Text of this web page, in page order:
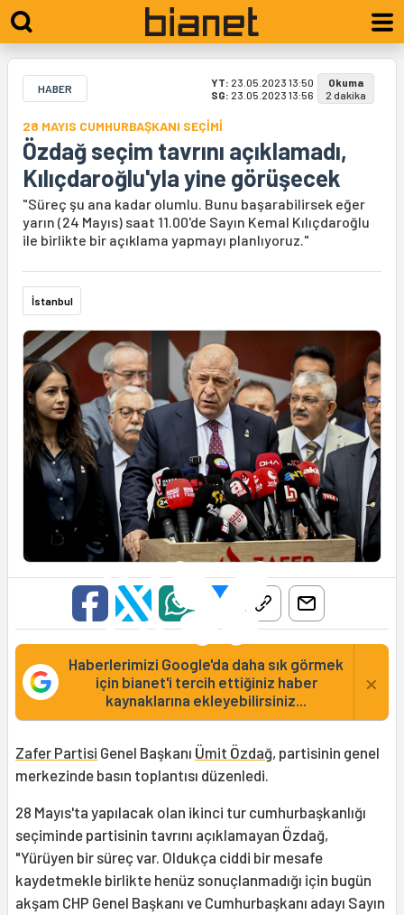
HABER YT: 23.05.2023 13:50
SG: 23.05.2023 13:56
Okuma
2 dakika
28 MAYIS CUMHURBAŞKANI SEÇİMİ
Özdağ seçim tavrını açıklamadı,
Kılıçdaroğlu'yla yine görüşecek
"Süreç şu ana kadar olumlu. Bunu başarabilirsek eğer
yarın (24 Mayıs) saat 11.00'de Sayın Kemal Kılıçdaroğlu
ile birlikte bir açıklama yapmayı planlıyoruz."
İstanbul
Haberlerimizi Google'da daha sık görmek
için bianet'i tercih ettiğiniz haber
kaynaklarına ekleyebilirsiniz...
×
Zafer Partisi Genel Başkanı Ümit Özdağ, partisinin genel
merkezinde basın toplantısı düzenledi.
28 Mayıs'ta yapılacak olan ikinci tur cumhurbaşkanlığı
seçiminde partisinin tavrını açıklamayan Özdağ,
"Yürüyen bir süreç var. Oldukça ciddi bir mesafe
kaydetmekle birlikte henüz sonuçlanmadığı için bugün
akşam CHP Genel Başkanı ve Cumhurbaşkanı adayı Sayın